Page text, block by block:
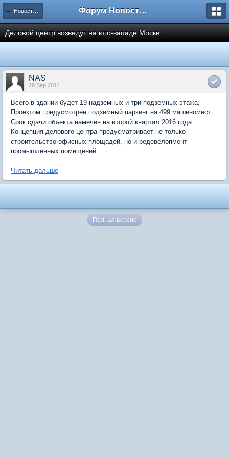
← Новости рынка недвижимости Форум Новостройки
Деловой центр возведут на юго-западе Москв...
NAS
29 Sep 2014
Всего в здании будет 19 надземных и три подземных этажа.
Проектом предусмотрен подземный паркинг на 499 машиномест.
Срок сдачи объекта намечен на второй квартал 2016 года.
Концепция делового центра предусматривает не только
строительство офисных площадей, но и редевелопмент
промышленных помещений.
Читать дальше
Полная версия